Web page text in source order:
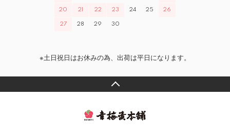
20 21 22 23 24 25 26
27 28 29 30
※土日祝日はお休みの為、出荷は平日になります。